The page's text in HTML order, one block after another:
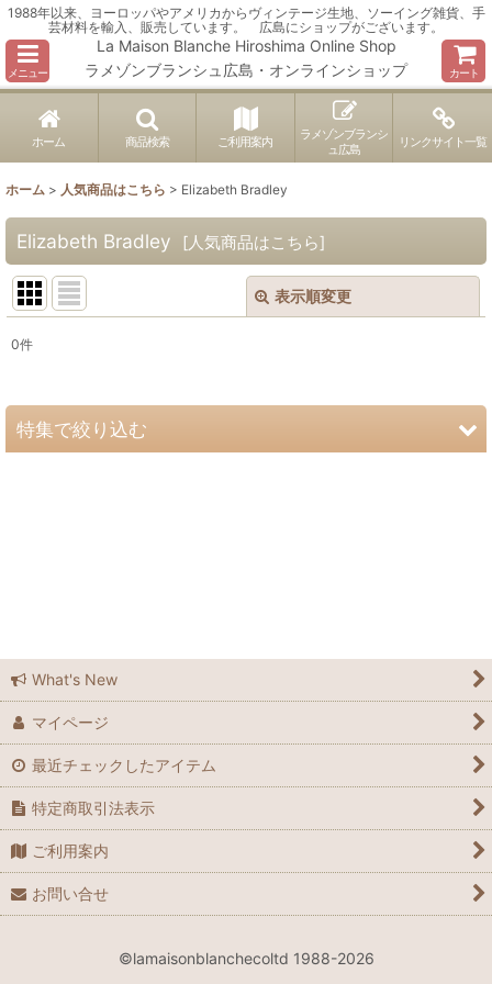
1988年以来、ヨーロッパやアメリカからヴィンテージ生地、ソーイング雑貨、手
芸材料を輸入、販売しています。 広島にショップがございます。
メニュー
La Maison Blanche Hiroshima Online Shop
ラメゾンブランシュ広島・オンラインショップ
カート
ホーム 商品検索 ご利用案内
ラメゾンブランシ
ュ広島
リンクサイト一覧
ホーム > 人気商品はこちら > Elizabeth Bradley
Elizabeth Bradley [人気商品はこちら]
表示順変更
並び順 :
0件
特集で絞り込む
Elizabeth Bradley
Grandma Moses
Laura Ashley
Waverly
many
What's New
マイページ
最近チェックしたアイテム
特定商取引法表示
ご利用案内
お問い合せ
©lamaisonblanchecoltd 1988-2026